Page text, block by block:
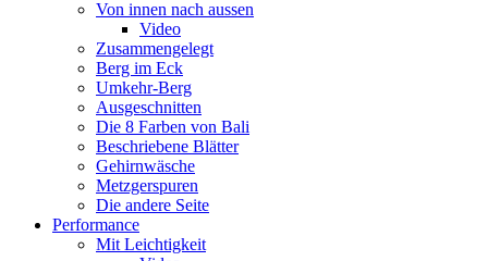
Von innen nach aussen
Video
Zusammengelegt
Berg im Eck
Umkehr-Berg
Ausgeschnitten
Die 8 Farben von Bali
Beschriebene Blätter
Gehirnwäsche
Metzgerspuren
Die andere Seite
Performance
Mit Leichtigkeit